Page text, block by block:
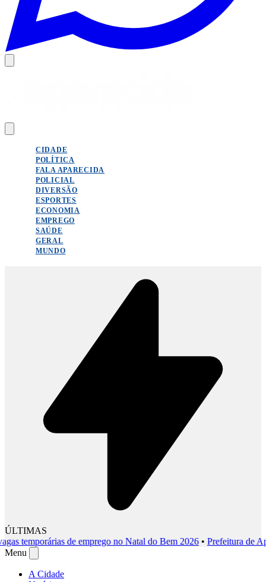
CIDADE
POLÍTICA
FALA APARECIDA
POLICIAL
DIVERSÃO
ESPORTES
ECONOMIA
EMPREGO
SAÚDE
GERAL
MUNDO
ÚLTIMAS
de emprego no Natal do Bem 2026 •Prefeitura de
Menu
A Cidade